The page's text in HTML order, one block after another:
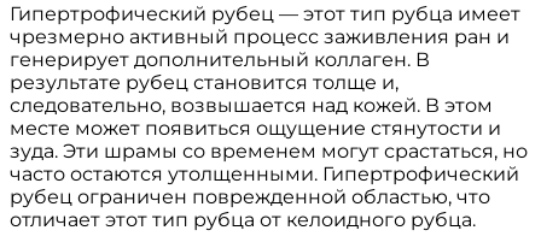
Гипертрофический рубец — этот тип рубца имеет
чрезмерно активный процесс заживления ран и
генерирует дополнительный коллаген. В
результате рубец становится толще и,
следовательно, возвышается над кожей. В этом
месте может появиться ощущение стянутости и
зуда. Эти шрамы со временем могут срастаться, но
часто остаются утолщенными. Гипертрофический
рубец ограничен поврежденной областью, что
отличает этот тип рубца от келоидного рубца.